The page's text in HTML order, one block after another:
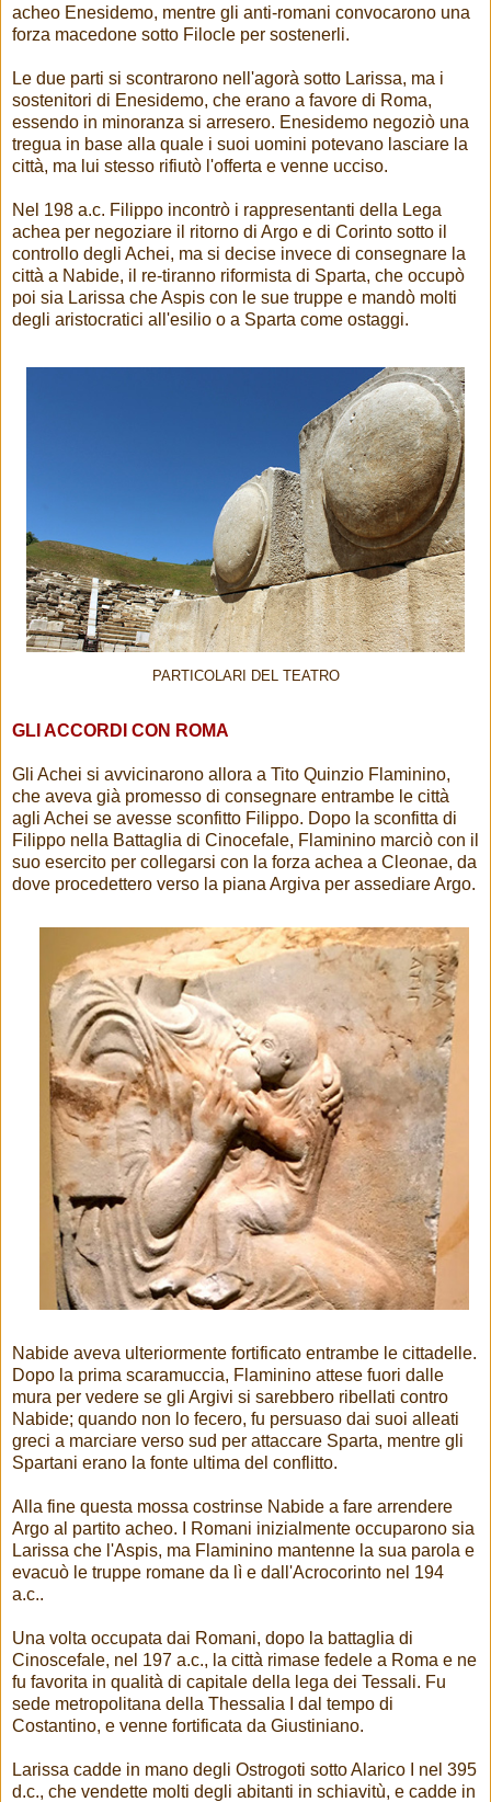
acheo Enesidemo, mentre gli anti-romani convocarono una
forza macedone sotto Filocle per sostenerli.
Le due parti si scontrarono nell'agorà sotto Larissa, ma i
sostenitori di Enesidemo, che erano a favore di Roma,
essendo in minoranza si arresero. Enesidemo negoziò una
tregua in base alla quale i suoi uomini potevano lasciare la
città, ma lui stesso rifiutò l'offerta e venne ucciso.
Nel 198 a.c. Filippo incontrò i rappresentanti della Lega
achea per negoziare il ritorno di Argo e di Corinto sotto il
controllo degli Achei, ma si decise invece di consegnare la
città a Nabide, il re-tiranno riformista di Sparta, che occupò
poi sia Larissa che Aspis con le sue truppe e mandò molti
degli aristocratici all'esilio o a Sparta come ostaggi.
PARTICOLARI DEL TEATRO
GLI ACCORDI CON ROMA
Gli Achei si avvicinarono allora a Tito Quinzio Flaminino,
che aveva già promesso di consegnare entrambe le città
agli Achei se avesse sconfitto Filippo. Dopo la sconfitta di
Filippo nella Battaglia di Cinocefale, Flaminino marciò con il
suo esercito per collegarsi con la forza achea a Cleonae, da
dove procedettero verso la piana Argiva per assediare Argo.
Nabide aveva ulteriormente fortificato entrambe le cittadelle.
Dopo la prima scaramuccia, Flaminino attese fuori dalle
mura per vedere se gli Argivi si sarebbero ribellati contro
Nabide; quando non lo fecero, fu persuaso dai suoi alleati
greci a marciare verso sud per attaccare Sparta, mentre gli
Spartani erano la fonte ultima del conflitto.
Alla fine questa mossa costrinse Nabide a fare arrendere
Argo al partito acheo. I Romani inizialmente occuparono sia
Larissa che l'Aspis, ma Flaminino mantenne la sua parola e
evacuò le truppe romane da lì e dall'Acrocorinto nel 194
a.c..
Una volta occupata dai Romani, dopo la battaglia di
Cinoscefale, nel 197 a.c., la città rimase fedele a Roma e ne
fu favorita in qualità di capitale della lega dei Tessali. Fu
sede metropolitana della Thessalia I dal tempo di
Costantino, e venne fortificata da Giustiniano.
Larissa cadde in mano degli Ostrogoti sotto Alarico I nel 395
d.c., che vendette molti degli abitanti in schiavitù, e cadde in